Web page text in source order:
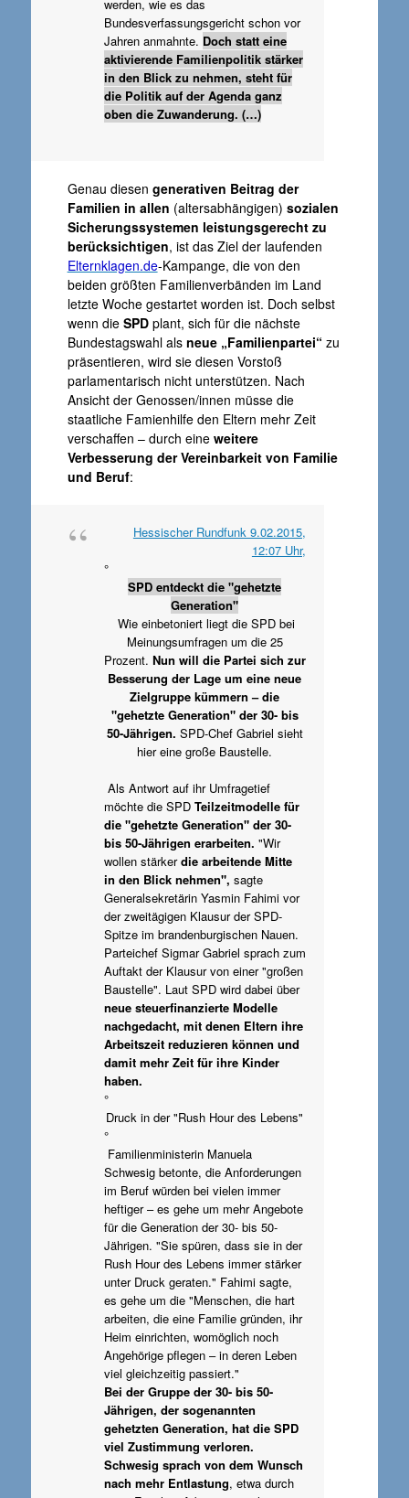
werden, wie es das
Bundesverfassungsgericht schon vor
Jahren anmahnte. Doch statt eine
aktivierende Familienpolitik stärker
in den Blick zu nehmen, steht für
die Politik auf der Agenda ganz
oben die Zuwanderung. (…)
Genau diesen generativen Beitrag der
Familien in allen (altersabhängigen) sozialen
Sicherungssystemen leistungsgerecht zu
berücksichtigen, ist das Ziel der laufenden
Elternklagen.de-Kampange, die von den
beiden größten Familienverbänden im Land
letzte Woche gestartet worden ist. Doch selbst
wenn die SPDplant, sich für die nächste
Bundestagswahl als neue „Familienpartei“ zu
präsentieren, wird sie diesen Vorstoß
parlamentarisch nicht unterstützen. Nach
Ansicht der Genossen/innen müsse die
staatliche Famienhilfe den Eltern mehr Zeit
verschaffen – durch eine weitere
Verbesserung der Vereinbarkeit von Familie
und Beruf:
Hessischer Rundfunk 9.02.2015,
12:07 Uhr,
°
SPD entdeckt die "gehetzte
Generation"
Wie einbetoniert liegt die SPD bei
Meinungsumfragen um die 25
Prozent. Nun will die Partei sich zur
Besserung der Lage um eine neue
Zielgruppe kümmern – die
"gehetzte Generation" der 30- bis
50-Jährigen. SPD-Chef Gabriel sieht
hier eine große Baustelle.
Als Antwort auf ihr Umfragetief
möchte die SPD Teilzeitmodelle für
die "gehetzte Generation" der 30-
bis 50-Jährigen erarbeiten. "Wir
wollen stärkerdie arbeitende Mitte
in den Blick nehmen", sagte
Generalsekretärin Yasmin Fahimi vor
der zweitägigen Klausur der SPD-
Spitze im brandenburgischen Nauen.
Parteichef Sigmar Gabriel sprach zum
Auftakt der Klausur von einer "großen
Baustelle". Laut SPD wird dabei über
neue steuerfinanzierte Modelle
nachgedacht, mit denen Eltern ihre
Arbeitszeit reduzieren können und
damit mehr Zeit für ihre Kinder
haben.
°
Druck in der "Rush Hour des Lebens"
°
Familienministerin Manuela
Schwesig betonte, die Anforderungen
im Beruf würden bei vielen immer
heftiger – es gehe um mehr Angebote
für die Generation der 30- bis 50-
Jährigen. "Sie spüren, dass sie in der
Rush Hour des Lebens immer stärker
unter Druck geraten." Fahimi sagte,
es gehe um die "Menschen, die hart
arbeiten, die eine Familie gründen, ihr
Heim einrichten, womöglich noch
Angehörige pflegen – in deren Leben
viel gleichzeitig passiert."
Bei der Gruppe der 30- bis 50-
Jährigen, der sogenannten
gehetzten Generation, hat die SPD
viel Zustimmung verloren.
Schwesig sprach von dem Wunsch
nach mehr Entlastung, etwa durch